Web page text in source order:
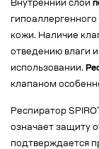
Внутренний слой
кожи. Наличие
отведению влаги
использовании.
клапаном
Респиратор
означает защиту
подтверждается